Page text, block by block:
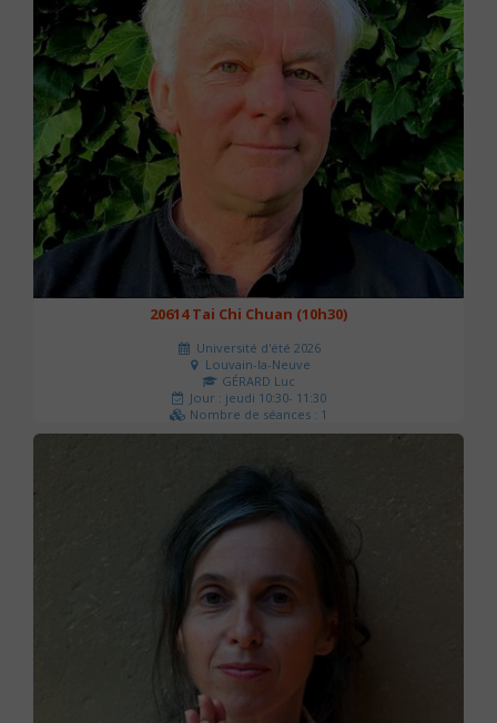
20614 Tai Chi Chuan (10h30)
Université d'été 2026
Louvain-la-Neuve
GÉRARD Luc
Jour : jeudi 10:30- 11:30
Nombre de séances : 1
0 €